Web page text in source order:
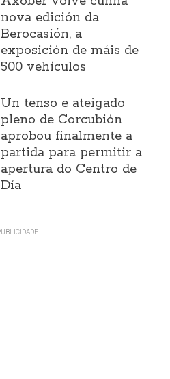
nova edición da
Berocasión, a
exposición de máis de
500 vehículos
Un tenso e ateigado
pleno de Corcubión
aprobou finalmente a
partida para permitir a
apertura do Centro de
Día